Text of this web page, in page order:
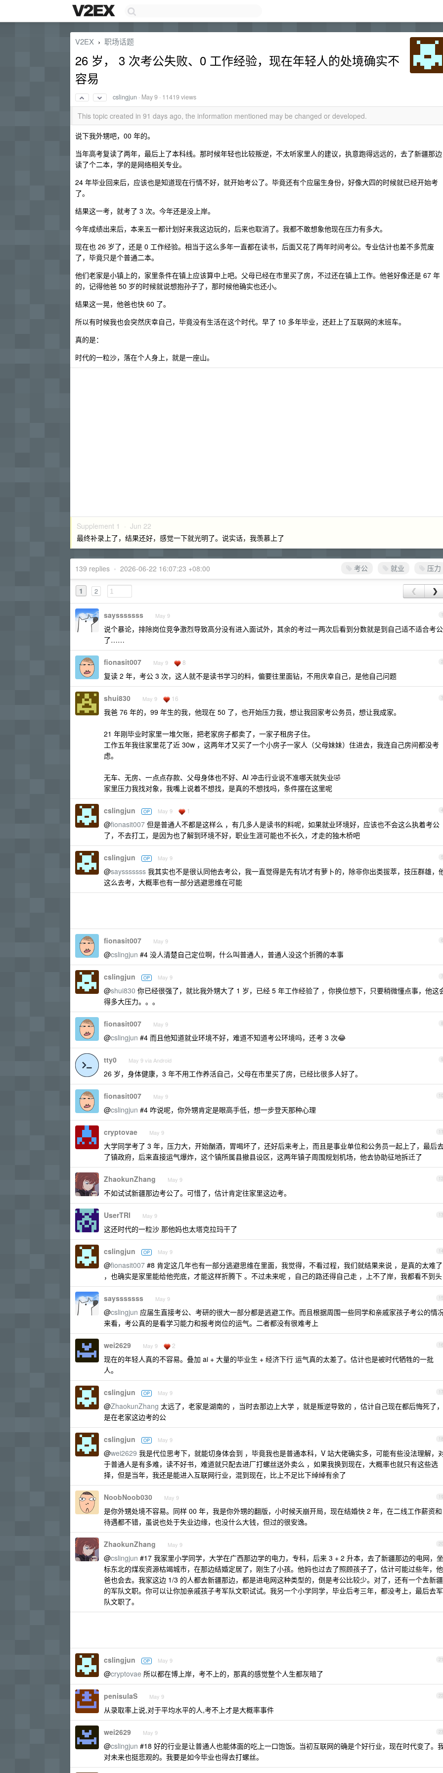
V2EX › 职场话题
26 岁， 3 次考公失败、0 工作经验，现在年轻人的处境确实不
容易
cslingjun · May 9 · 11419 views
This topic created in 91 days ago, the information mentioned may be changed or developed.
说下我外甥吧，00 年的。
当年高考复读了两年，最后上了本科线。那时候年轻也比较叛逆，不太听家里人的建议，执意跑得远远的，去了新疆那边
读了个二本，学的是网络相关专业。
24 年毕业回来后，应该也是知道现在行情不好，就开始考公了。毕竟还有个应届生身份，好像大四的时候就已经开始考
了。
结果这一考，就考了 3 次。今年还是没上岸。
今年成绩出来后，本来五一都计划好来我这边玩的，后来也取消了。我都不敢想象他现在压力有多大。
现在也 26 岁了，还是 0 工作经验。相当于这么多年一直都在读书，后面又花了两年时间考公。专业估计也差不多荒废
了，毕竟只是个普通二本。
他们老家是小镇上的，家里条件在镇上应该算中上吧。父母已经在市里买了房，不过还在镇上工作。他爸好像还是 67 年
的，记得他爸 50 岁的时候就说想抱孙子了，那时候他确实也还小。
结果这一晃，他爸也快 60 了。
所以有时候我也会突然庆幸自己，毕竟没有生活在这个时代。早了 10 多年毕业，还赶上了互联网的末班车。
真的是：
时代的一粒沙，落在个人身上，就是一座山。
Supplement 1 · Jun 22
最终补录上了，结果还好，感觉一下就光明了。说实话，我羡慕上了
考公 就业 压力
139 replies • 2026-06-22 16:07:23 +08:00
1 2 ❮ ❯
1
saysssssss May 9
说个暴论，排除岗位竞争激烈导致高分没有进入面试外，其余的考过一两次后看到分数就是到自己适不适合考公
了……
2
fionasit007 May 9 8
复读 2 年，考公 3 次，这人就不是读书学习的料，偏要往里面钻，不用庆幸自己，是他自己问题
3
shui830 May 9 16
我爸 76 年的，99 年生的我，他现在 50 了，也开始压力我，想让我回家考公务员，想让我成家。
21 年刚毕业时家里一堆欠账，把老家房子都卖了，一家子租房子住。
工作五年我往家里花了近 30w ，这两年才又买了一个小房子一家人（父母妹妹）住进去，我连自己房间都没考
虑。
无车、无房、一点点存款、父母身体也不好、AI 冲击行业说不准哪天就失业🤣
家里压力我找对象，我嘴上说着不想找，是真的不想找吗，条件摆在这里呢
4
cslingjun OP May 9 1
@fionasit007 但是普通人不都是这样么 ，有几多人是读书的料呢，如果就业环境好，应该也不会这么执着考公
了，不去打工，是因为也了解到环境不好，职业生涯可能也不长久，才走的独木桥吧
5
cslingjun OP May 9
@saysssssss 我其实也不是很认同他去考公，我一直觉得是先有坑才有萝卜的，除非你出类拔萃，技压群雄，
这么去考，大概率也有一部分逃避思维在可能
6
fionasit007 May 9
@cslingjun #4 没人清楚自己定位啊，什么叫普通人，普通人没这个折腾的本事
7
cslingjun OP May 9
@shui830 你已经很强了，就比我外甥大了 1 岁，已经 5 年工作经验了 ，你换位想下，只要稍微懂点事，他这
得多大压力。。。
8
fionasit007 May 9
@cslingjun #4 而且他知道就业环境不好，难道不知道考公环境吗，还考 3 次😂
9
tty0 May 9 via Android
26 岁，身体健康，3 年不用工作养活自己，父母在市里买了房，已经比很多人好了。
10
fionasit007 May 9
@cslingjun #4 咋说呢，你外甥肯定是眼高手低，想一步登天那种心理
11
cryptovae May 9
大学同学考了 3 年，压力大，开始酗酒，胃喝坏了，还好后来考上，而且是事业单位和公务员一起上了，最后
了镇政府，后来直接运气爆炸，这个镇所属县撤县设区，这两年镇子周围规划机场，他去协助征地拆迁了
12
ZhaokunZhang May 9
不如试试新疆那边考公了。可惜了，估计肯定往家里这边考。
13
UserTRI May 9
这还时代的一粒沙 那他妈也太塔克拉玛干了
14
cslingjun OP May 9
@fionasit007 #8 肯定这几年也有一部分逃避思维在里面，我觉得，不看过程，我们就结果来说 ，是真的太难了
，也确实是家里能给他兜底，才能这样折腾下 。不过未来呢 ，自己的路还得自己走 ，上不了岸，我都看不到头
15
saysssssss May 9
@cslingjun 应届生直接考公、考研的很大一部分都是逃避工作。而且根据周围一些同学和亲戚家孩子考公的情
来看，考公真的是看学习能力和报考岗位的运气。二者都没有很难考上
16
wei2629 May 9 2
现在的年轻人真的不容易。叠加 ai + 大量的毕业生 + 经济下行 运气真的太差了。估计也是被时代牺牲的一批
人。
17
cslingjun OP May 9
@ZhaokunZhang 太远了，老家是湖南的 ，当时去那边上大学 ，就是叛逆导致的 ，估计自己现在都后悔死了，
是在老家这边考的公
18
cslingjun OP May 9
@wei2629 我是代位思考下，就能切身体会到 ，毕竟我也是普通本科，V 站大佬确实多，可能有些没法理解，
于普通人是有多难，读不好书，难道就只配去进厂打螺丝送外卖么 ，如果我换到现在，大概率也就只有这些选
择，但是当年，我还是能进入互联网行业，混到现在，比上不足比下绰绰有余了
19
NoobNoob030 May 9
是你外甥处境不容易。同样 00 年，我是你外甥的翻版，小时候天崩开局，现在结婚快 2 年，在二线工作薪资和
待遇都不错，虽说也处于失业边缘，也没什么大钱，但过的很安逸。
20
ZhaokunZhang May 9
@cslingjun #17 我家里小学同学，大学在广西那边学的电力，专科，后来 3 + 2 升本，去了新疆那边的电网，坐
标东北的煤炭资源枯竭城市，在那边结婚定居了，刚生了小孩。他妈也过去了照顾孩子了，估计可能过些年，他
爸也会去。我家这边 1/3 的人都去新疆那边，都是进电网这种类型的，倒是考公比较少。对了，还有一个去新疆
的军队文职。你可以让你加亲戚孩子考军队文职试试。我另一个小学同学，毕业后考三年，都没考上，最后去军
队文职了。
21
cslingjun OP May 9
@cryptovae 所以都在博上岸，考不上的，那真的感觉整个人生都灰暗了
22
penisulaS May 9
从录取率上说,对于平均水平的人,考不上才是大概率事件
23
wei2629 May 9
@cslingjun #18 好的行业是让普通人也能体面的吃上一口饱饭。当初互联网的确是个好行业，现在时代变了。
对未来也挺悲观的。我要是如今毕业也得去打螺丝。